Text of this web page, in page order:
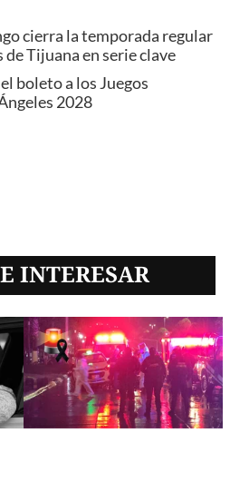
cierra la temporada regular
de Tijuana en serie clave
boleto a los Juegos
2028
INTERESAR